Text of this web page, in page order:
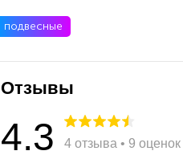
подвесные
Отзывы
4.3 4 отзыва • 9 оценок